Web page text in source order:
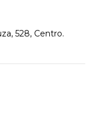
528, Centro.